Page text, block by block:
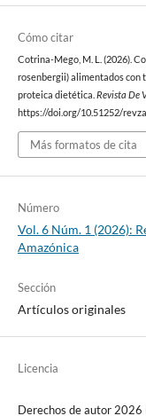
Cómo citar
Cotrina-Mego, M. L. (2026).
rosenbergii) alimentados con
proteica dietética. Revista De
https://doi.org/10.51252/
Más formatos de cita
Número
Vol. 6 Núm. 1 (2026):
Amazónica
Sección
Artículos originales
Licencia
Derechos de autor